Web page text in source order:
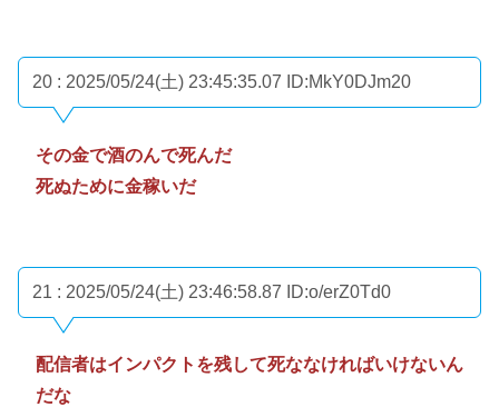
20 : 2025/05/24(土) 23:45:35.07 ID:MkY0DJm20
その金で酒のんで死んだ
死ぬために金稼いだ
21 : 2025/05/24(土) 23:46:58.87 ID:o/erZ0Td0
配信者はインパクトを残して死ななければいけないん
だな